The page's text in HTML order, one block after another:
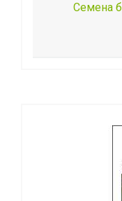
Семена